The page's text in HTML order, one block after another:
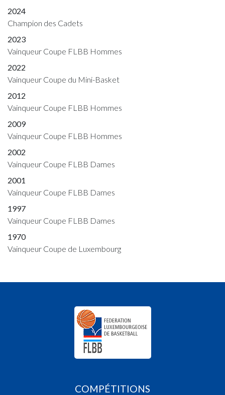
2024
Champion des Cadets
2023
Vainqueur Coupe FLBB Hommes
2022
Vainqueur Coupe du Mini-Basket
2012
Vainqueur Coupe FLBB Hommes
2009
Vainqueur Coupe FLBB Hommes
2002
Vainqueur Coupe FLBB Dames
2001
Vainqueur Coupe FLBB Dames
1997
Vainqueur Coupe FLBB Dames
1970
Vainqueur Coupe de Luxembourg
COMPÉTITIONS